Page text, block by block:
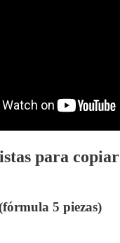
para copiar
5 piezas)